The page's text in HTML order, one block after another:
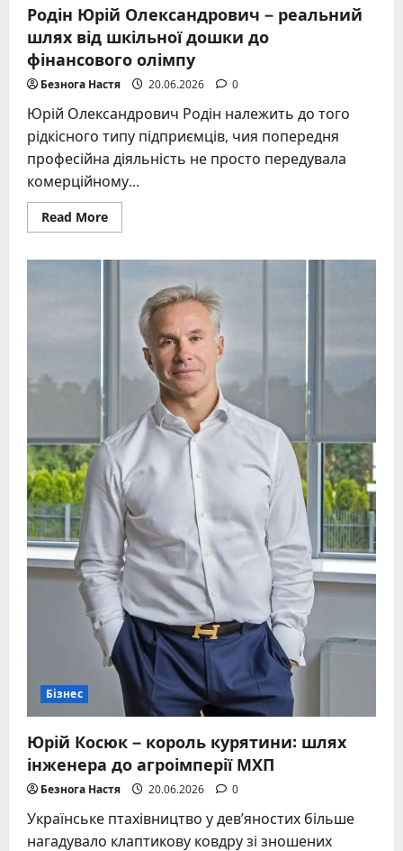
Родін Юрій Олександрович – реальний
шлях від шкільної дошки до
фінансового олімпу
Безнога Настя 20.06.2026 0
Юрій Олександрович Родін належить до того
рідкісного типу підприємців, чия попередня
професійна діяльність не просто передувала
комерційному...
Read MoreRead
more
Олександрович
реальний
шлях
шкільної
дошки
фінансового
Бізнес
Юрій Косюк – король курятини: шлях
інженера до агроімперії МХП
Безнога Настя 20.06.2026 0
Українське птахівництво у дев’яностих більше
нагадувало клаптикову ковдру зі зношених